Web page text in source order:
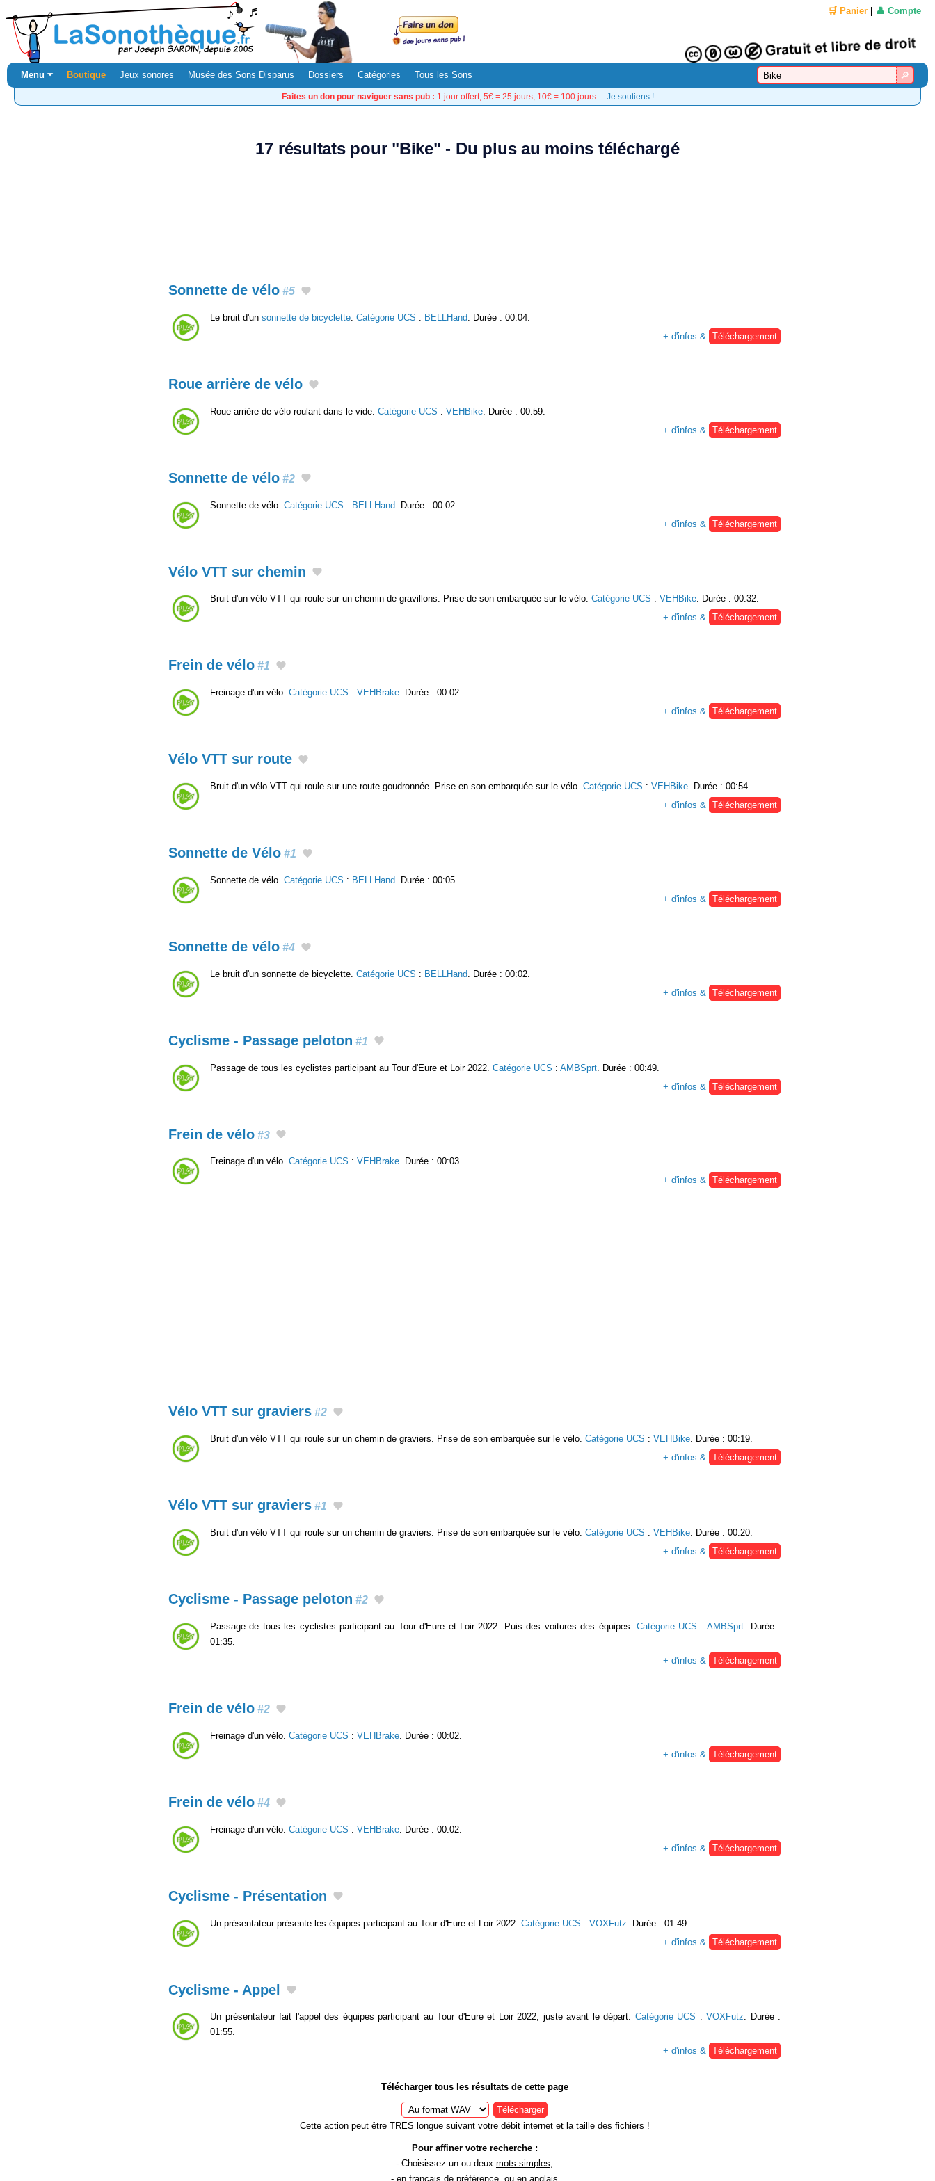
🛒 Panier 👤 Compte
Menu ⏷ Boutique Jeux sonores Musée des Sons Disparus Dossiers Catégories Tous les Sons
Faites un don pour naviguer sans pub : 1 jour offert, 5€ = 25 jours, 10€ = 100 jours… Je soutiens !
17 résultats pour "Bike" - Du plus au moins téléchargé
Sonnette de vélo #5
Le bruit d'un sonnette de bicyclette Catégorie UCS : BELLHand . Durée : 00:04.
+ d'infos &
Téléchargement
Roue arrière de vélo
Roue arrière de vélo roulant dans le vide. Catégorie UCS : VEHBike . Durée : 00:59.
+ d'infos &
Téléchargement
Sonnette de vélo #2
Sonnette de vélo. Catégorie UCS : BELLHand . Durée : 00:02.
+ d'infos &
Téléchargement
Vélo VTT sur chemin
Bruit d'un vélo VTT qui roule sur un chemin de gravillons. Prise de son embarquée sur le vélo. Catégorie UCS : VEHBike. Durée : 00:32.
+ d'infos & Téléchargement
Frein de vélo #1
Freinage d'un vélo. Catégorie UCS : VEHBrake. Durée : 00:02.
+ d'infos & Téléchargement
Vélo VTT sur route
Bruit d'un vélo VTT qui roule sur une route goudronnée. Prise en son embarquée sur le vélo. Catégorie UCS : VEHBike. Durée : 00:54.
+ d'infos & Téléchargement
Sonnette de Vélo #1
Sonnette de vélo. Catégorie UCS : BELLHand . Durée : 00:05.
+ d'infos &
Téléchargement
Sonnette de vélo #4
Le bruit d'un sonnette de bicyclette. Catégorie UCS : BELLHand . Durée : 00:02.
+ d'infos &
Téléchargement
Cyclisme - Passage peloton #1
Passage de tous les cyclistes participant au Tour d'Eure et Loir 2022. Catégorie UCS : AMBSprt . Durée : 00:49.
+ d'infos &
Téléchargement
Frein de vélo #3
Freinage d'un vélo. Catégorie UCS : VEHBrake. Durée : 00:03.
+ d'infos & Téléchargement
Vélo VTT sur graviers #2
Bruit d'un vélo VTT qui roule sur un chemin de graviers. Prise de son embarquée sur le vélo. Catégorie UCS : VEHBike. Durée : 00:19.
+ d'infos & Téléchargement
Vélo VTT sur graviers #1
Bruit d'un vélo VTT qui roule sur un chemin de graviers. Prise de son embarquée sur le vélo. Catégorie UCS : VEHBike. Durée : 00:20.
+ d'infos & Téléchargement
Cyclisme - Passage peloton #2
Passage de tous les cyclistes participant au Tour d'Eure et Loir 2022. Puis des voitures des équipes. Catégorie UCS :AMBSprt . Durée :
01:35.
+ d'infos &
Téléchargement
Frein de vélo #2
Freinage d'un vélo. Catégorie UCS : VEHBrake . Durée : 00:02.
+ d'infos &
Téléchargement
Frein de vélo #4
Freinage d'un vélo. Catégorie UCS : VEHBrake . Durée : 00:02.
+ d'infos &
Téléchargement
Cyclisme - Présentation
Un présentateur présente les équipes participant au Tour d'Eure et Loir 2022. Catégorie UCS : VOXFutz . Durée : 01:49.
+ d'infos &
Téléchargement
Cyclisme - Appel
Un présentateur fait l'appel des équipes participant au Tour d'Eure et Loir 2022, juste avant le départ. Catégorie UCS : VOXFutz. Durée :
01:55.
+ d'infos & Téléchargement
Télécharger tous les résultats de cette page
Télécharger
Cette action peut être TRES longue suivant votre débit internet et la taille des fichiers !
Pour affiner votre recherche :
- Choisissez un ou deux mots simples,
- en français de préférence, ou en anglais